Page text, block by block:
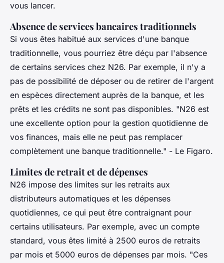
vous lancer.
Absence de services bancaires traditionnels
Si vous êtes habitué aux services d'une banque
traditionnelle, vous pourriez être déçu par l'absence
de certains services chez N26. Par exemple, il n'y a
pas de possibilité de déposer ou de retirer de l'argent
en espèces directement auprès de la banque, et les
prêts et les crédits ne sont pas disponibles. "N26 est
une excellente option pour la gestion quotidienne de
vos finances, mais elle ne peut pas remplacer
complètement une banque traditionnelle." - Le Figaro.
Limites de retrait et de dépenses
N26 impose des limites sur les retraits aux
distributeurs automatiques et les dépenses
quotidiennes, ce qui peut être contraignant pour
certains utilisateurs. Par exemple, avec un compte
standard, vous êtes limité à 2500 euros de retraits
par mois et 5000 euros de dépenses par mois. "Ces